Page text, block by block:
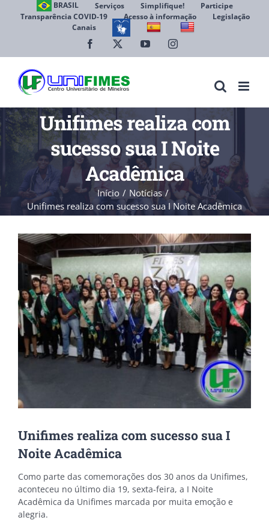
BRASIL Serviços Simplifique!
Participe
Transparência COVID-19
Acesso à informação
Legislação
Canais
Facebook YouTubeInstagram
Unifimes realiza com
sucesso sua I Noite
Acadêmica
Início
Notícias
Unifimes realiza com sucesso sua I Noite Acadêmica
View
Larger
Image
Unifimes realiza com sucesso sua I
Noite Acadêmica
Como parte das comemorações dos 30 anos da Unifimes,
aconteceu no último dia 19, sexta-feira, a I Noite
Acadêmica da Unifimes marcada por muita emoção e
alegria.